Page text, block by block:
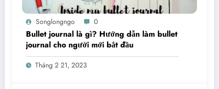
Songlongngo 0
Bullet journal là gì? Hướng dẫn làm bullet
journal cho người mới bắt đầu
Tháng 2 21, 2023